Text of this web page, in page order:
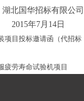
湖北国华招标有限公司
14 日
项目投标邀请函（代招标
疲劳寿命试验机项目